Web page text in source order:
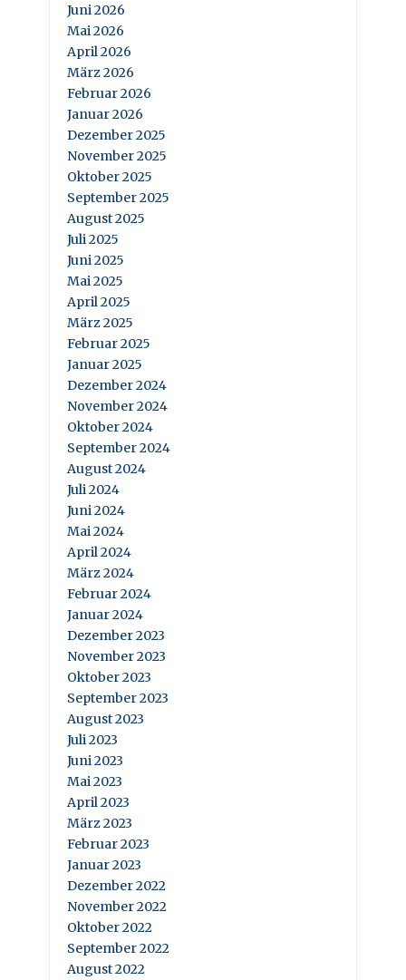
Juni 2026
Mai 2026
April 2026
März 2026
Februar 2026
Januar 2026
Dezember 2025
November 2025
Oktober 2025
September 2025
August 2025
Juli 2025
Juni 2025
Mai 2025
April 2025
März 2025
Februar 2025
Januar 2025
Dezember 2024
November 2024
Oktober 2024
September 2024
August 2024
Juli 2024
Juni 2024
Mai 2024
April 2024
März 2024
Februar 2024
Januar 2024
Dezember 2023
November 2023
Oktober 2023
September 2023
August 2023
Juli 2023
Juni 2023
Mai 2023
April 2023
März 2023
Februar 2023
Januar 2023
Dezember 2022
November 2022
Oktober 2022
September 2022
August 2022